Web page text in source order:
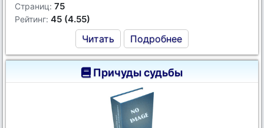
Страниц: 75
Рейтинг: 45 (4.55)
Читать Подробнее
Причуды судьбы